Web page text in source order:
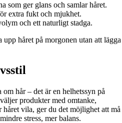
som ger glans och samlar håret.
extra fukt och mjukhet.
och ett naturligt stadga.
upp håret på morgonen utan att lägga
hår – det är en helhetssyn på
produkter med omtanke,
vila, ger du det möjlighet att må
stress, mer balans.